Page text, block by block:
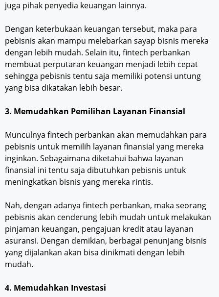
juga pihak penyedia keuangan lainnya.
Dengan keterbukaan keuangan tersebut, maka para
pebisnis akan mampu melebarkan sayap bisnis mereka
dengan lebih mudah. Selain itu, fintech perbankan
membuat perputaran keuangan menjadi lebih cepat
sehingga pebisnis tentu saja memiliki potensi untung
yang bisa dikatakan lebih besar.
3. Memudahkan Pemilihan Layanan Finansial
Munculnya fintech perbankan akan memudahkan para
pebisnis untuk memilih layanan finansial yang mereka
inginkan. Sebagaimana diketahui bahwa layanan
finansial ini tentu saja dibutuhkan pebisnis untuk
meningkatkan bisnis yang mereka rintis.
Nah, dengan adanya fintech perbankan, maka seorang
pebisnis akan cenderung lebih mudah untuk melakukan
pinjaman keuangan, pengajuan kredit atau layanan
asuransi. Dengan demikian, berbagai penunjang bisnis
yang dijalankan akan bisa dinikmati dengan lebih
mudah.
4. Memudahkan Investasi